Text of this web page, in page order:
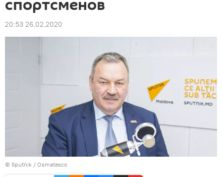
спортсменов
20:53 26.02.2020
© Sputnik / Osmatesco